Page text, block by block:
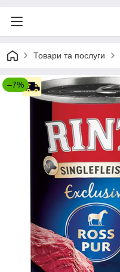
Товари та послуги
–7%